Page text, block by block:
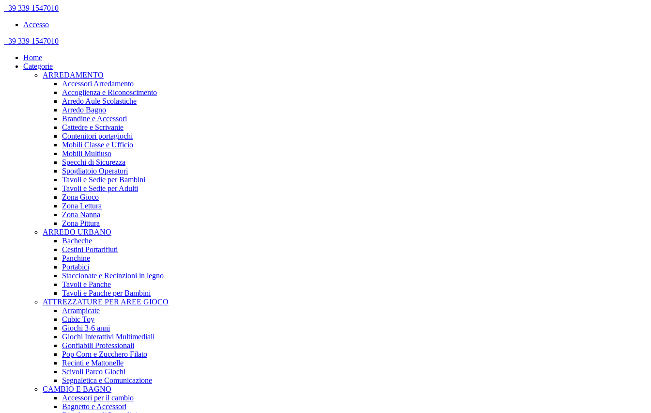
+39 339 1547010
Accesso
+39 339 1547010
Home
Categorie
ARREDAMENTO
Accessori Arredamento
Accoglienza e Riconoscimento
Arredo Aule Scolastiche
Arredo Bagno
Brandine e Accessori
Cattedre e Scrivanie
Contenitori portagiochi
Mobili Classe e Ufficio
Mobili Multiuso
Specchi di Sicurezza
Spogliatoio Operatori
Tavoli e Sedie per Bambini
Tavoli e Sedie per Adulti
Zona Gioco
Zona Lettura
Zona Nanna
Zona Pittura
ARREDO URBANO
Bacheche
Cestini Portarifiuti
Panchine
Portabici
Staccionate e Recinzioni in legno
Tavoli e Panche
Tavoli e Panche per Bambini
ATTREZZATURE PER AREE GIOCO
Arrampicate
Cubic Toy
Giochi 3-6 anni
Giochi Interattivi Multimediali
Gonfiabili Professionali
Pop Corn e Zucchero Filato
Recinti e Mattonelle
Scivoli Parco Giochi
Segnaletica e Comunicazione
CAMBIO E BAGNO
Accessori per il cambio
Bagnetto e Accessori